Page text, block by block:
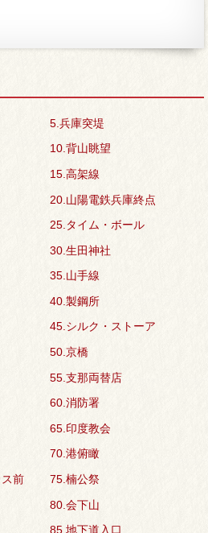
5.兵庫突堤
10.背山眺望
15.高架線
20.山陽電鉄兵庫終点
25.タイム・ボール
30.生田神社
35.山手線
40.製鋼所
45.シルク・ストーア
50.京橋
55.支那両替店
60.消防署
65.印度教会
70.港俯瞰
前
75.楠公祭
80.会下山
85.地下道入口